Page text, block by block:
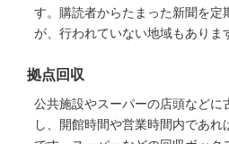
す。購読者からたまった新聞を定
が、行われていない地域もありま
拠点回収
公共施設やスーパーの店頭などに
し、開館時間や営業時間内であ